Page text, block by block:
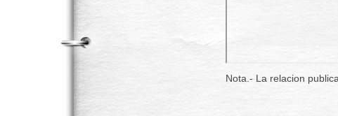
Nota.- La relacion